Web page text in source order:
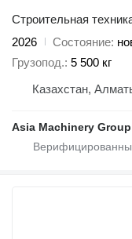
Строительная
2026
Состояние
Грузопод. 5 500 кг
Казахстан,
Asia Machinery Group